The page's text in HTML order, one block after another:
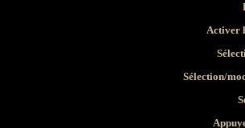
Activer
Sélection/
Appuyer